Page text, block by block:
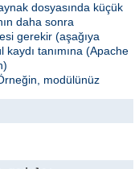
dosyasında küçük
daha sonra
gerekir (aşağıya
tanımına (Apache
modülünüz